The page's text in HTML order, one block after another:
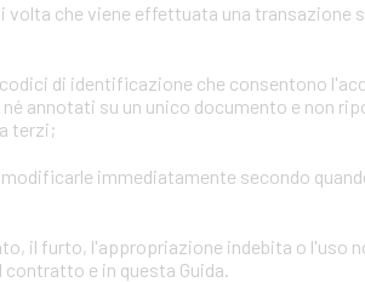
che viene effettuata una transazione
di identificazione che consentono
annotati su un unico documento e non
terzi;
immediatamente secondo
il furto, l'appropriazione indebita o l'uso
e in questa Guida.